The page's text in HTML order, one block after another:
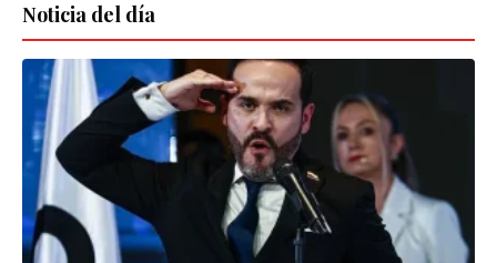
Noticia del día